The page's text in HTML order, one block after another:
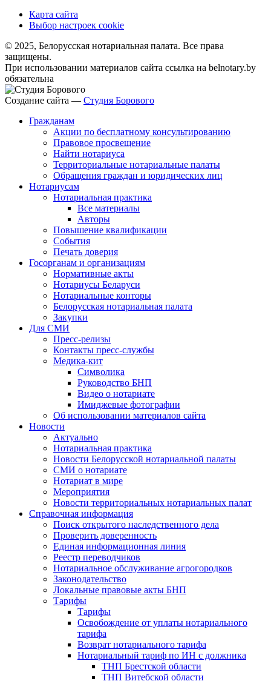
Карта сайта
Выбор настроек cookie
© 2025, Белорусская нотариальная палата. Все права
защищены.
При использовании материалов сайта ссылка на belnotary.by
обязательна
Создание сайта — Студия Борового
Гражданам
Акции по бесплатному консультированию
Правовое просвещение
Найти нотариуса
Территориальные нотариальные палаты
Обращения граждан и юридических лиц
Нотариусам
Нотариальная практика
Все материалы
Авторы
Повышение квалификации
События
Печать доверия
Госорганам и организациям
Нормативные акты
Нотариусы Беларуси
Нотариальные конторы
Белорусская нотариальная палата
Закупки
Для СМИ
Пресс-релизы
Контакты пресс-службы
Медика-кит
Символика
Руководство БНП
Видео о нотариате
Имиджевые фотографии
Об использовании материалов сайта
Новости
Актуально
Нотариальная практика
Новости Белорусской нотариальной палаты
СМИ о нотариате
Нотариат в мире
Мероприятия
Новости территориальных нотариальных палат
Справочная информация
Поиск открытого наследственного дела
Проверить доверенность
Единая информационная линия
Реестр переводчиков
Нотариальное обслуживание агрогородков
Законодательство
Локальные правовые акты БНП
Тарифы
Тарифы
Освобождение от уплаты нотариального
тарифа
Возврат нотариального тарифа
Нотариальный тариф по ИН с должника
ТНП Брестской области
ТНП Витебской области